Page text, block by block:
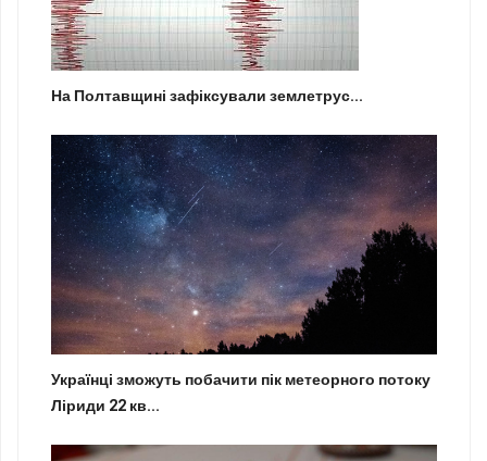
На Полтавщині зафіксували землетрус...
Українці зможуть побачити пік метеорного потоку
Ліриди 22 кв...